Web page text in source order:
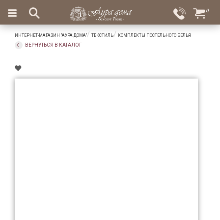
Вход
Избранное
×
Салоны
Доставка
Оплата
Подарки
0
ИНТЕРНЕТ-МАГАЗИН "АУРА ДОМА" ТЕКСТИЛЬ КОМПЛЕКТЫ ПОСТЕЛЬНОГО БЕЛЬЯ
ВЕРНУТЬСЯ В КАТАЛОГ